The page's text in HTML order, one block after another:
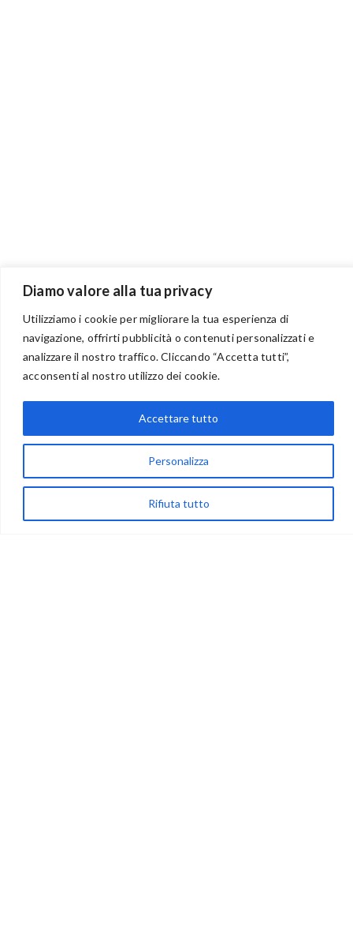
Diamo valore alla tua privacy
Utilizziamo i cookie per migliorare la tua esperienza di
navigazione, offrirti pubblicità o contenuti personalizzati e
analizzare il nostro traffico. Cliccando “Accetta tutti”,
acconsenti al nostro utilizzo dei cookie.
Personalizza
Rifiuta tutto
Accettare tutto
BENVENUTI NEL PORTALE RIVENDITORI
via Acqua delle Noci 12
83024 Monteforte Irpino (AV)
(+39) 081-7777233